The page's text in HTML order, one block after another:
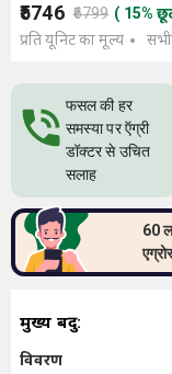
₹5746 ₹6799 ( 15%
प्रति यूनिट का मूल्य
फसल की हर
समस्या पर ऍग्री
डॉक्टर से उचित
सलाह
60
मुख्य बिंदु:
विवरण